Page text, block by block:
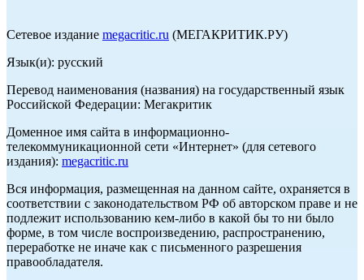
Сетевое издание megacritic.ru (МЕГАКРИТИК.РУ)
Язык(и): русский
Перевод наименования (названия) на государственный язык
Российской Федерации: Мегакритик
Доменное имя сайта в информационно-
телекоммуникационной сети «Интернет» (для сетевого
издания): megacritic.ru
Вся информация, размещенная на данном сайте, охраняется в
соответствии с законодательством РФ об авторском праве и не
подлежит использованию кем-либо в какой бы то ни было
форме, в том числе воспроизведению, распространению,
переработке не иначе как с письменного разрешения
правообладателя.